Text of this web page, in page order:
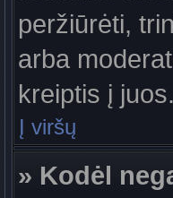
peržiūrėti,
arba
kreiptis į juos.
Į viršų
» Kodėl